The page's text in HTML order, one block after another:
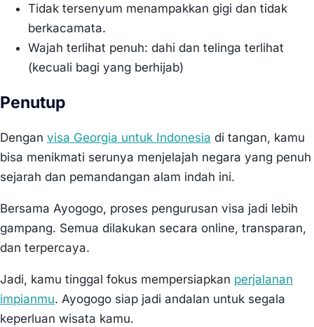
Tidak tersenyum menampakkan gigi dan tidak
berkacamata.
Wajah terlihat penuh: dahi dan telinga terlihat
(kecuali bagi yang berhijab)
Penutup
Dengan visa Georgia untuk Indonesia di tangan, kamu
bisa menikmati serunya menjelajah negara yang penuh
sejarah dan pemandangan alam indah ini.
Bersama Ayogogo, proses pengurusan visa jadi lebih
gampang. Semua dilakukan secara online, transparan,
dan terpercaya.
Jadi, kamu tinggal fokus mempersiapkan perjalanan
impianmu. Ayogogo siap jadi andalan untuk segala
keperluan wisata kamu.